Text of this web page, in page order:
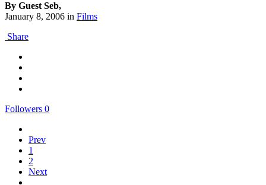
By Guest Seb,
January 8, 2006 in Films
Share
Followers 0
Prev
1
2
Next